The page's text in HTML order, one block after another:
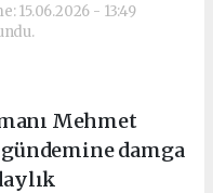
15.06.2026 - 13:49
Mehmet
damga